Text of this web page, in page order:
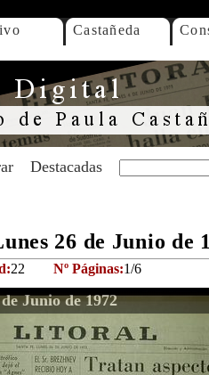
Castañeda
Destacadas
26 de Junio de
22 Nº Páginas:1/6
Junio de 1972